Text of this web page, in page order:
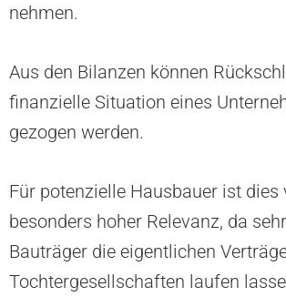
nehmen.
Aus den Bilanzen können
finanzielle Situation eines
gezogen werden.
Für potenzielle Hausbauer ist dies
besonders hoher Relevanz, da
Bauträger die eigentlichen
Tochtergesellschaften laufen